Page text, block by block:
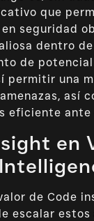
que
seguridad
dentro
de
permitir una
así
eficiente ante
en
de Code
escalar